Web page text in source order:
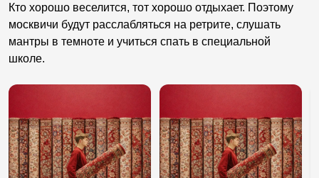
Кто хорошо веселится, тот хорошо отдыхает. Поэтому
москвичи будут расслабляться на ретрите, слушать
мантры в темноте и учиться спать в специальной
школе.